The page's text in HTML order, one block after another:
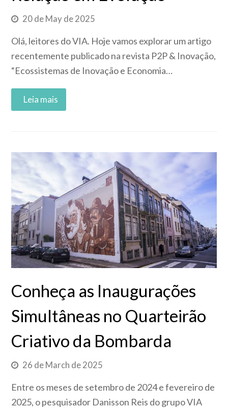
20 de May de 2025
Olá, leitores do VIA. Hoje vamos explorar um artigo
recentemente publicado na revista P2P & Inovação,
“Ecossistemas de Inovação e Economia…
Conheça as Inaugurações
Simultâneas no Quarteirão
Criativo da Bombarda
26 de March de 2025
Entre os meses de setembro de 2024 e fevereiro de
2025, o pesquisador Danisson Reis do grupo VIA